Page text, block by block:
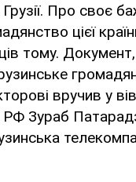
Про своє
цієї
тому.
вручив у
РФ Зураб